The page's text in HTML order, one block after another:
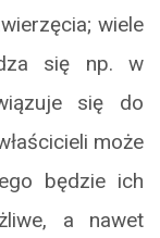
wiele
się np. w
się do
może
będzie ich
a nawet